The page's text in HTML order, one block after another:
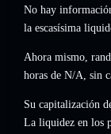
No hay
la escasísima
Ahora mismo,
horas de N/A, sin
Su capitalización
La liquidez en los